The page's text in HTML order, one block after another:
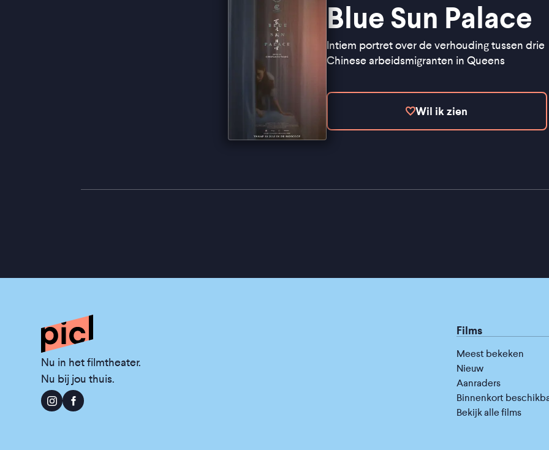
Blue Sun Palace
Intiem portret over de verhouding tussen drie
Chinese arbeidsmigranten in Queens
Wil ik zien
Nu in het filmtheater.
Nu bij jou thuis.
Films
Meest bekeken
Nieuw
Aanraders
Binnenkort
Bekijk alle films